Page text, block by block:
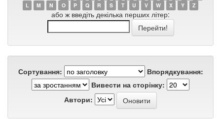
L
M N O P Q R S T U V W X Y Z
або ж введіть декілька перших літер:
Сортування:
Впорядкування:
Вивести на сторінку:
Автори: